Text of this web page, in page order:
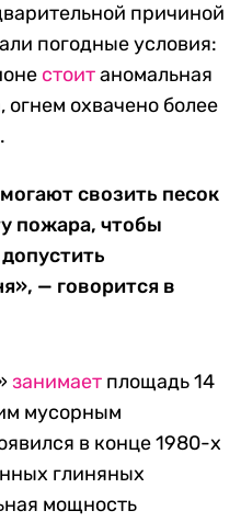
причиной
погодные условия:
стоитаномальная
охвачено более
свозить песок
пожара, чтобы
— говорится в
занимает площадь 14
мусорным
в конце 1980-х
глиняных
мощность